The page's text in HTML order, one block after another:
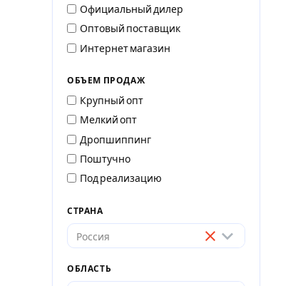
Официальный дилер
Оптовый поставщик
Интернет магазин
ОБЪЕМ ПРОДАЖ
Крупный опт
Мелкий опт
Дропшиппинг
Поштучно
Под реализацию
СТРАНА
Россия
ОБЛАСТЬ